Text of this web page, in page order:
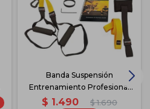
Banda Suspensión
Entrenamiento Profesional
Expert
$ 1.490 $ 1.690